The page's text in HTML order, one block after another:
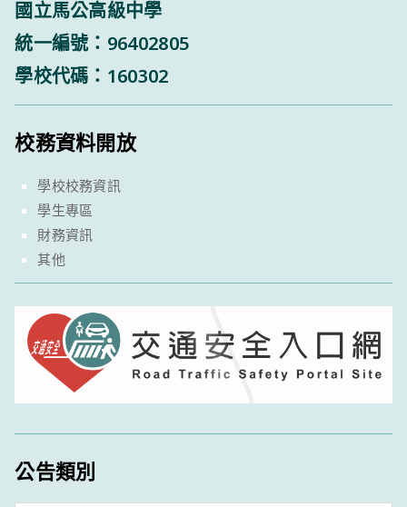
國立馬公高級中學
統一編號：96402805
學校代碼：160302
校務資料開放
學校校務資訊
學生專區
財務資訊
其他
公告類別